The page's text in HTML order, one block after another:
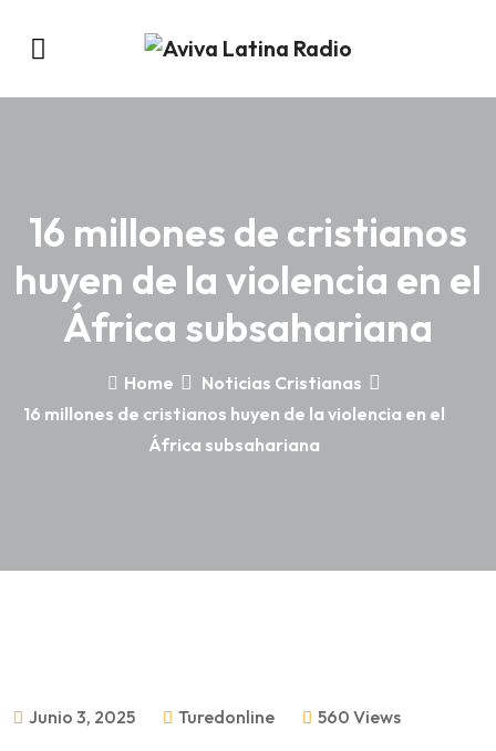
16 millones de cristianos
huyen de la violencia en el
África subsahariana
Home
Noticias Cristianas
16 millones de cristianos huyen de la violencia en el
África subsahariana
Junio 3, 2025 Turedonline 560 Views